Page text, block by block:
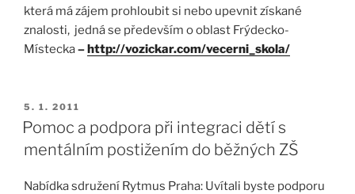
která má zájem prohloubit si nebo upevnit získané
znalosti, jedná se především o oblast Frýdecko-
Místecka–http://vozickar.com/vecerni_skola/
5. 1. 2011
Pomoc a podpora při integraci dětí s
mentálním postižením do běžných ZŠ
Nabídka sdružení Rytmus Praha: Uvítali byste podporu